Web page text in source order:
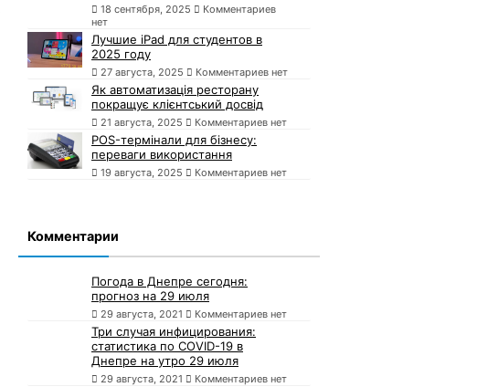
18 сентября, 2025
Комментариев
нет
Лучшие iPad для студентов в
2025 году
27 августа, 2025 Комментариев нет
Як автоматизація ресторану
покращує клієнтський досвід
21 августа, 2025 Комментариев нет
POS-термінали для бізнесу:
переваги використання
19 августа, 2025 Комментариев нет
Комментарии
Погода в Днепре сегодня:
прогноз на 29 июля
29 августа, 2021 Комментариев нет
Три случая инфицирования:
статистика по COVID-19 в
Днепре на утро 29 июля
29 августа, 2021 Комментариев нет